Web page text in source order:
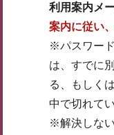
利用案内メ
案内に従い
※パスワー
は、すでに
る、もしく
中で切れて
※解決しな